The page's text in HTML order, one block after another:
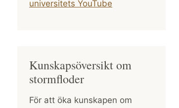
universitets YouTube
Kunskapsöversikt om
stormfloder
För att öka kunskapen om